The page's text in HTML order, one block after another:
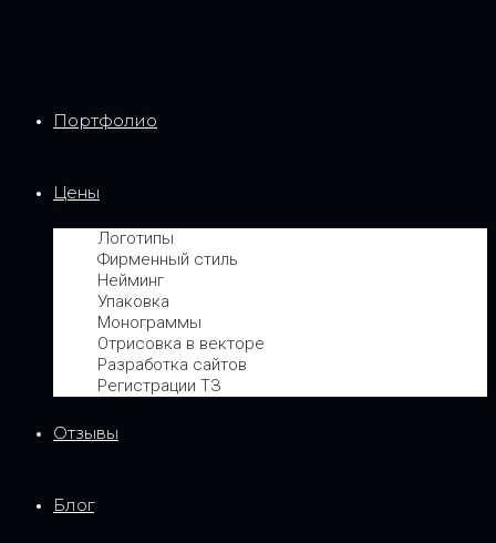
Портфолио
Цены
Логотипы
Фирменный стиль
Нейминг
Упаковка
Монограммы
Отрисовка в векторе
Разработка сайтов
Регистрации ТЗ
Отзывы
Блог